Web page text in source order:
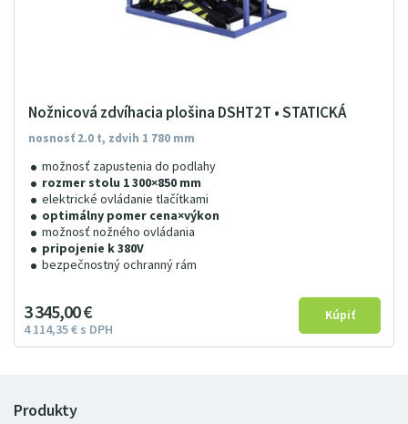
Nožnicová zdvíhacia plošina DSHT2T • STATICKÁ
nosnosť 2.0 t, zdvih 1 780 mm
možnosť zapustenia do podlahy
rozmer stolu 1 300×850 mm
elektrické ovládanie tlačítkami
optimálny pomer cena×výkon
možnosť nožného ovládania
pripojenie k 380V
bezpečnostný ochranný rám
3345 00€
4 114 35€ s DPH